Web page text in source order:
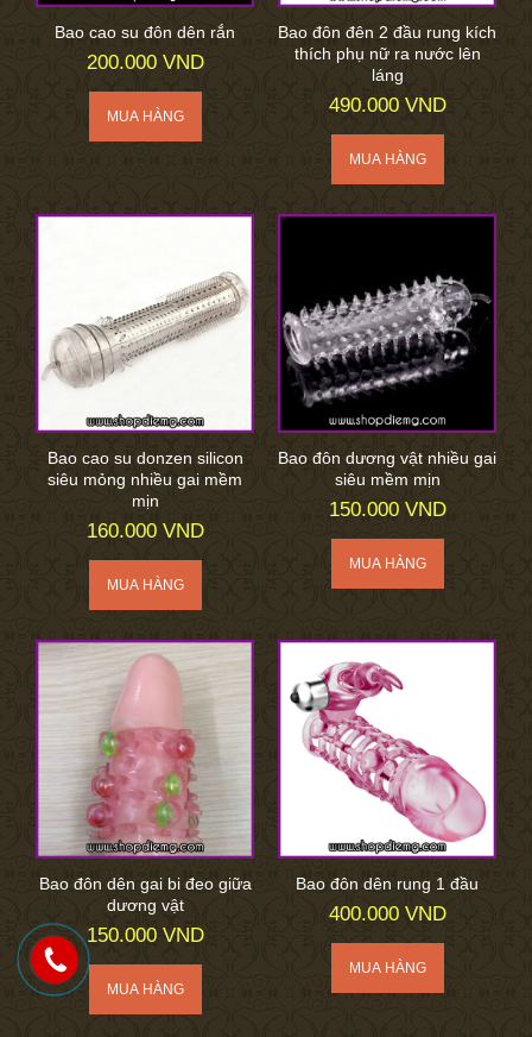
Bao cao su đôn dên rắn
200.000 VND
Bao đôn đên 2 đầu rung kích
thích phụ nữ ra nước lên
láng
490.000 VND
Bao cao su donzen silicon
siêu mỏng nhiều gai mềm
mịn
160.000 VND
Bao đôn dương vật nhiều gai
siêu mềm mịn
150.000 VND
Bao đôn dên gai bi đeo giữa
dương vật
150.000 VND
Bao đôn dên rung 1 đầu
400.000 VND